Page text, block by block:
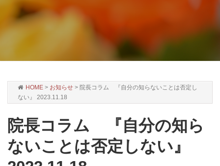
HOME > お知らせ > 院長コラム 『自分の知らないことは否定し
ない』 2023.11.18
院長コラム 『自分の知ら
ないことは否定しない』